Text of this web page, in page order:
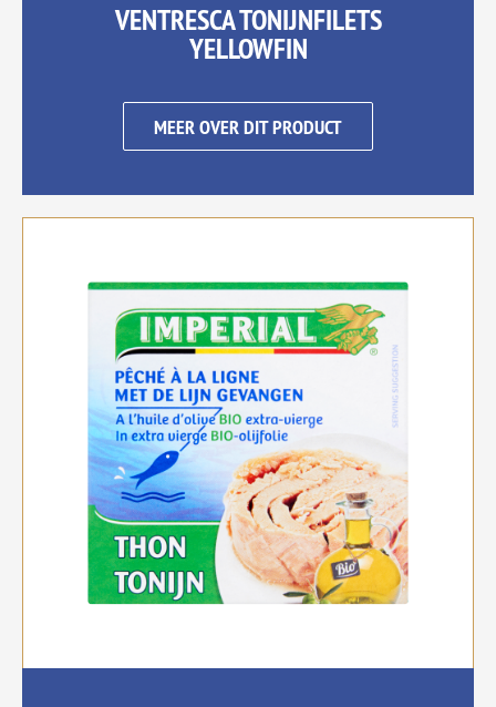
VENTRESCA TONIJNFILETS
YELLOWFIN
MEER OVER DIT PRODUCT